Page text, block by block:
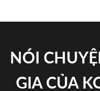
NÓI
GIA CỦA